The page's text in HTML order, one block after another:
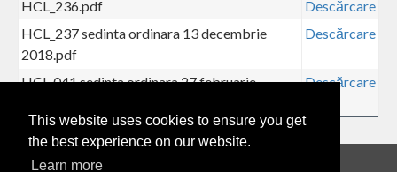
This website uses cookies to ensure you get
the best experience on our website.
Learn more
HCL_236.pdf
Descărcare
HCL_237 sedinta ordinara 13 decembrie
2018.pdf
Descărcare
HCL-041 sedinta ordinara 27 februarie
Descărcare